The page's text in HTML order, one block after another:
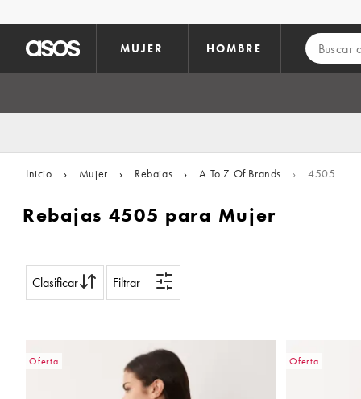
MUJER HOMBRE
Inicio › Mujer › Rebajas › A To Z Of Brands › 4505
Rebajas 4505 para Mujer
Clasificar Filtrar
Oferta Oferta